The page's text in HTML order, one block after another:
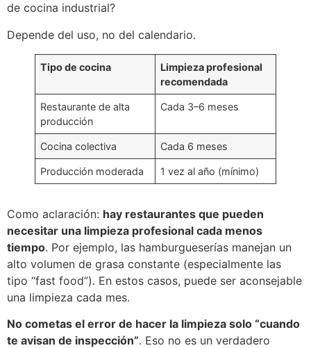
de cocina industrial?
Depende del uso, no del calendario.
Tipo de cocina
Limpieza profesional
recomendada
Restaurante de alta
producción
Cada 3–6 meses
Cocina colectiva Cada 6 meses
Producción moderada 1 vez al año (mínimo)
Como aclaración: hay restaurantes que pueden
necesitar una limpieza profesional cada menos
tiempo. Por ejemplo, las hamburgueserías manejan un
alto volumen de grasa constante (especialmente las
tipo “fast food”). En estos casos, puede ser aconsejable
una limpieza cada mes.
No cometas el error de hacer la limpieza solo “cuando
te avisan de inspección”. Eso no es un verdadero